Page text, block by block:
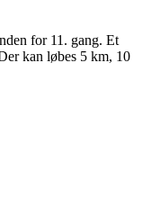
for 11. gang. Et
kan løbes 5 km, 10